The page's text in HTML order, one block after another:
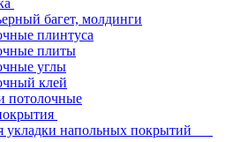
багет, молдинги
плинтуса
плиты
углы
клей
потолочные
укладки напольных покрытий